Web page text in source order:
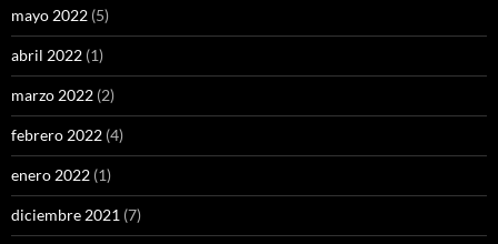
mayo 2022 (5)
abril 2022 (1)
marzo 2022 (2)
febrero 2022 (4)
enero 2022 (1)
diciembre 2021 (7)